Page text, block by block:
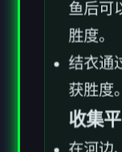
胜度。
结衣通
获胜度。
收集
在河边